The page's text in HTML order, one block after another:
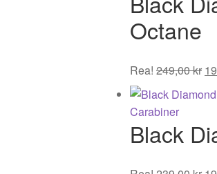
Octane
Rea! 249,00kr
Black